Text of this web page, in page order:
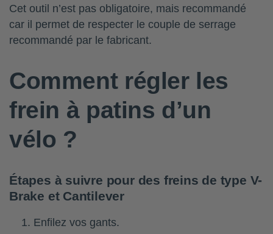
Cet outil n’est pas obligatoire, mais recommandé
car il permet de respecter le couple de serrage
recommandé par le fabricant.
Comment régler les
frein à patins d’un
vélo ?
Étapes à suivre pour des freins de type V-
Brake et Cantilever
Enfilez vos gants.